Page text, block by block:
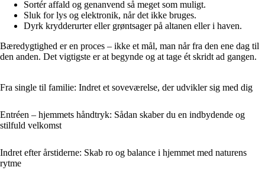
Sortér affald og genanvend så meget som muligt.
Sluk for lys og elektronik, når det ikke bruges.
Dyrk krydderurter eller grøntsager på altanen eller i haven.
Bæredygtighed er en proces – ikke et mål, man når fra den ene dag til
den anden. Det vigtigste er at begynde og at tage ét skridt ad gangen.
Fra single til familie: Indret et soveværelse, der udvikler sig med dig
Entréen – hjemmets håndtryk: Sådan skaber du en indbydende og
stilfuld velkomst
Indret efter årstiderne: Skab ro og balance i hjemmet med naturens
rytme